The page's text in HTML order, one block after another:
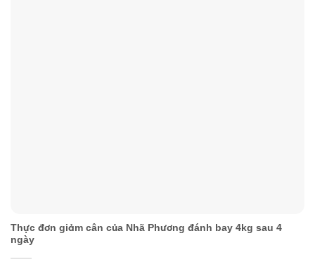
Thực đơn giảm cân của Nhã Phương đánh bay 4kg sau 4
ngày